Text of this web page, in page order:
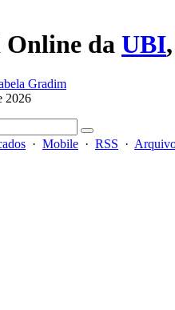
da UBI
Gradim
2026
· Mobile · RSS ·